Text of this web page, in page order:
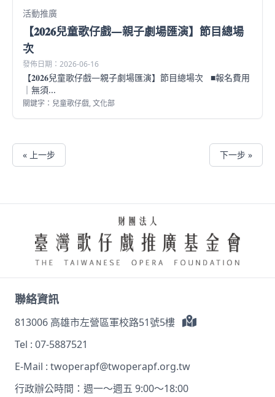
活動推廣
【𝟐𝟎𝟐𝟔兒童歌仔戲—親子劇場匯演】節目總場
次
發佈日期：2026-06-16
【𝟐𝟎𝟐𝟔兒童歌仔戲—親子劇場匯演】節目總場次 ■報名費用
｜無須...
關鍵字：兒童歌仔戲, 文化部
« 上一步 下一步 »
聯絡資訊
813006 高雄市左營區軍校路51號5樓
Tel : 07-5887521
E-Mail : twoperapf@twoperapf.org.tw
行政辦公時間：週一～週五 9:00～18:00